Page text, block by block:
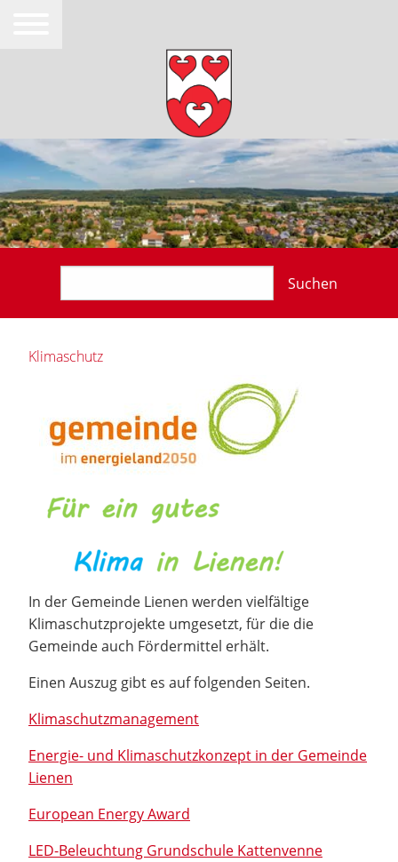
Suchen
Klimaschutz
In der Gemeinde Lienen werden vielfältige
Klimaschutzprojekte umgesetzt, für die die
Gemeinde auch Fördermittel erhält.
Einen Auszug gibt es auf folgenden Seiten.
Klimaschutzmanagement
Energie- und Klimaschutzkonzept in der Gemeinde
Lienen
European Energy Award
LED-Beleuchtung Grundschule Kattenvenne